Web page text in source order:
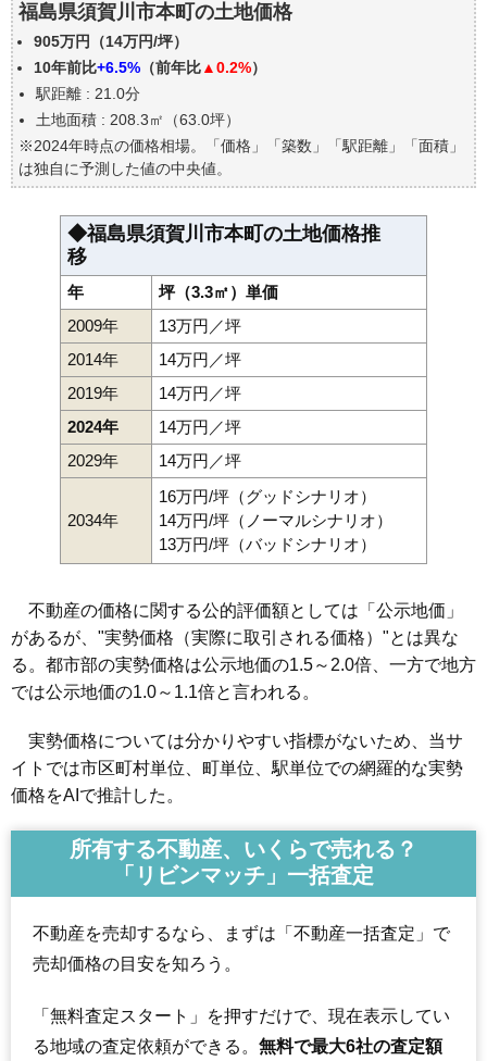
福島県須賀川市本町の土地の過去の売買事例
公示地価はいくら
エリアの将来性を人口予想から検討しよう
自分の年収でいくらの不動産が買える？
福島県須賀川市本町の土地価格
905万円（14万円/坪）
10年前比+6.5% （前年比▲0.2%）
駅距離 : 21.0分
土地面積 : 208.3㎡（63.0坪）
※2024年時点の価格相場。「価格」「築数」「駅距離」「面積」
は独自に予測した値の中央値。
◆福島県須賀川市本町の土地価格推
移
年
坪（3.3㎡）単価
2009年
13万円／坪
2014年
14万円／坪
2019年
14万円／坪
2024年
14万円／坪
2029年
14万円／坪
2034年
16万円/坪（グッドシナリオ）
14万円/坪（ノーマルシナリオ）
13万円/坪（バッドシナリオ）
不動産の価格に関する公的評価額としては「公示地価」
があるが、"実勢価格（実際に取引される価格）"とは異な
る。都市部の実勢価格は公示地価の1.5～2.0倍、一方で地方
では公示地価の1.0～1.1倍と言われる。
実勢価格については分かりやすい指標がないため、当サ
イトでは市区町村単位、町単位、駅単位での網羅的な実勢
価格をAIで推計した。
所有する不動産、いくらで売れる？
「リビンマッチ」一括査定
不動産を売却するなら、まずは「不動産一括査定」で
売却価格の目安を知ろう。
「無料査定スタート」を押すだけで、現在表示してい
る地域の査定依頼ができる。 無料で最大6社の査定額